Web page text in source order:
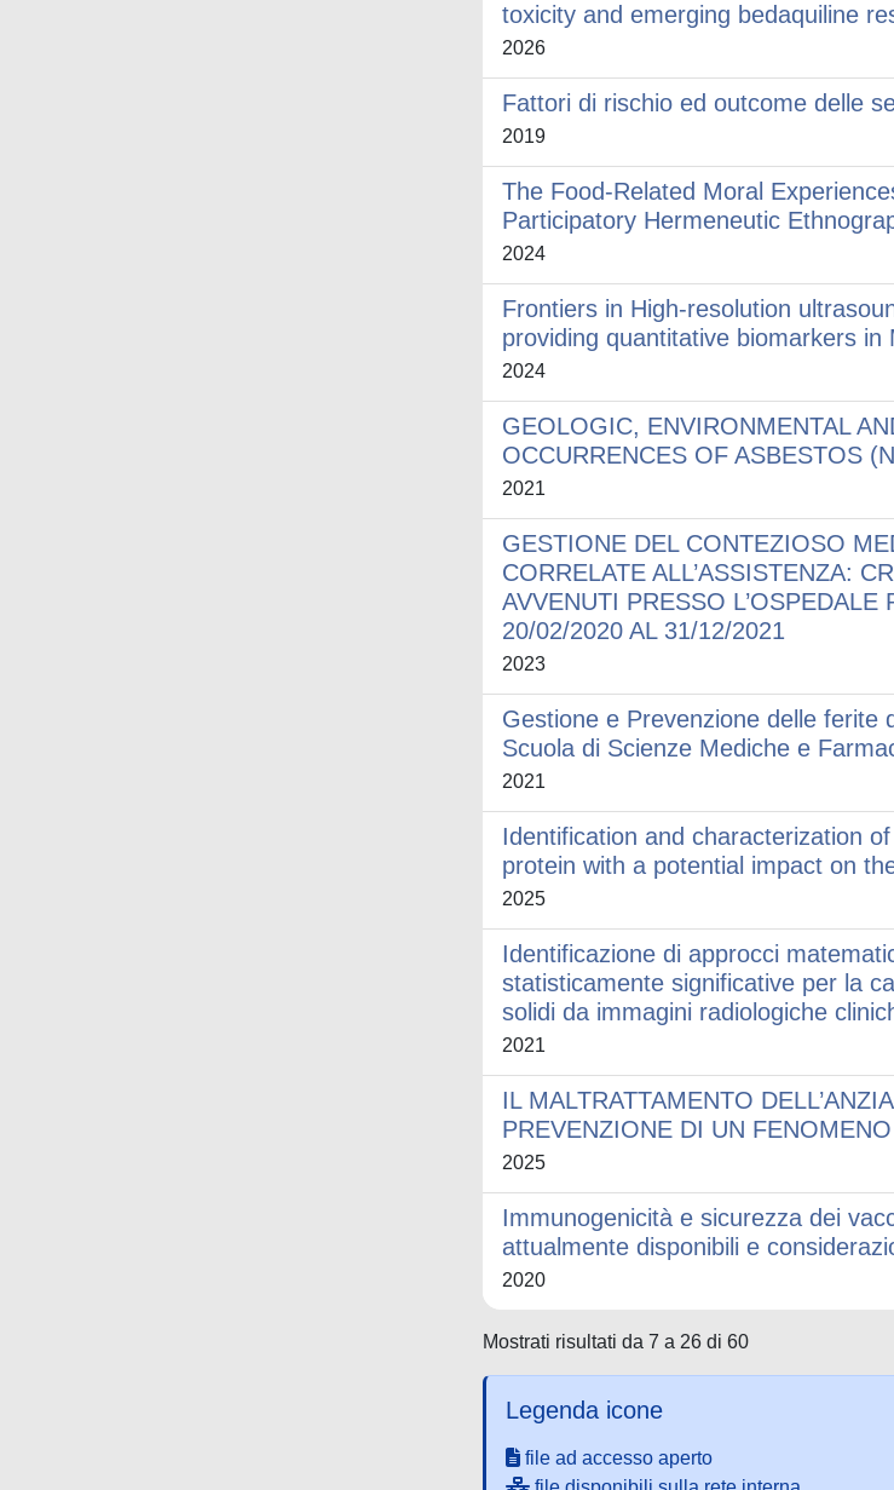
toxicity and emerging bedaquiline
2026
Fattori di rischio ed outcome delle
2019
The Food-Related Moral
Participatory Hermeneutic
2024
Frontiers in High-resolution
providing quantitative biomarkers in
2024
GEOLOGIC, ENVIRONMENTAL
OCCURRENCES OF ASBESTOS
2021
GESTIONE DEL CONTEZIOSO
CORRELATE ALL’ASSISTENZA:
AVVENUTI PRESSO
20/02/2020 AL 31/12/2021
2023
Gestione e Prevenzione delle ferite
Scuola di Scienze Mediche e
2021
Identification and characterization
protein with a potential impact on
2025
Identificazione di approcci
statisticamente significative per la
solidi da immagini radiologiche
2021
IL MALTRATTAMENTO
PREVENZIONE DI UN
2025
Immunogenicità e sicurezza dei
attualmente disponibili e
2020
Mostrati risultati da 7 a 26 di 60
Legenda icone
file ad accesso aperto